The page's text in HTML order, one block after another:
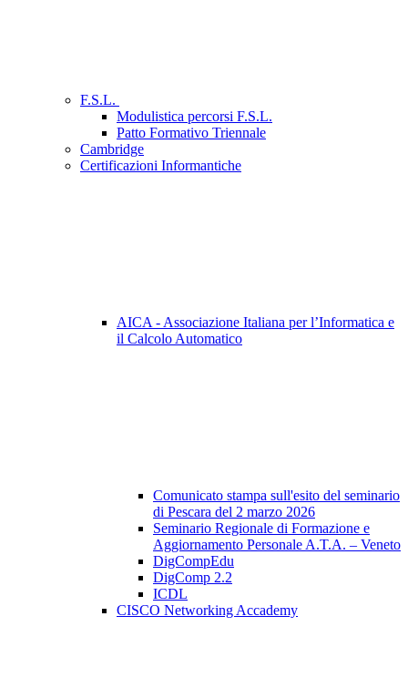
F.S.L.
Modulistica percorsi F.S.L.
Patto Formativo Triennale
Cambridge
Certificazioni Informantiche
AICA - Associazione Italiana per l’Informatica e
il Calcolo Automatico
Comunicato stampa sull'esito del seminario
di Pescara del 2 marzo 2026
Seminario Regionale di Formazione e
Aggiornamento Personale A.T.A. – Veneto
DigCompEdu
DigComp 2.2
ICDL
CISCO Networking Accademy